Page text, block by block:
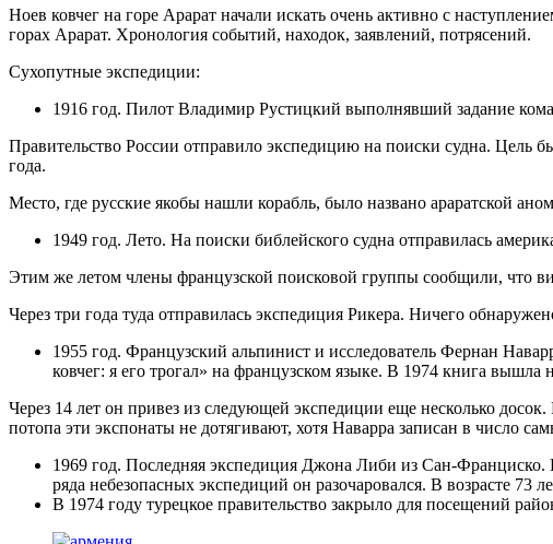
Ноев ковчег на горе Арарат начали искать очень активно с
горах Арарат. Хронология событий, находок, заявлений, потрясений.
Сухопутные экспедиции:
1916 год. Пилот Владимир Рустицкий выполнявший задание
Правительство России отправило экспедицию на поиски судна. Цель
года.
Место, где русские якобы нашли корабль, было названо араратской
1949 год. Лето. На поиски библейского судна отправилась
Этим же летом члены французской поисковой группы сообщили, что
Через три года туда отправилась экспедиция Рикера. Ничего
1955 год. Французский альпинист и исследователь Фернан
ковчег: я его трогал» на французском языке. В 1974 книга вышла
Через 14 лет он привез из следующей экспедиции еще несколько
потопа эти экспонаты не дотягивают, хотя Наварра записан в число
1969 год. Последняя экспедиция Джона Либи из Сан-
ряда небезопасных экспедиций он разочаровался. В возрасте 73
В 1974 году турецкое правительство закрыло для посещений